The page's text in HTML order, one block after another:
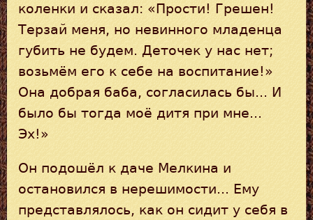
коленки и сказал: «Прости! Грешен!
Терзай меня, но невинного младенца
губить не будем. Деточек у нас нет;
возьмём его к себе на воспитание!»
Она добрая баба, согласилась бы... И
было бы тогда моё дитя при мне...
Эх!»
Он подошёл к даче Мелкина и
остановился в нерешимости... Ему
представлялось, как он сидит у себя в